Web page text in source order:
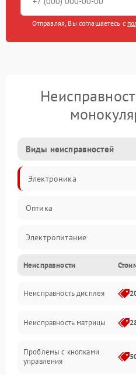
Отправляя, Вы соглашаетесь с
Виды неисправностей
Электроника
Оптика
Электропитание
Видео
ПО
Управление
Механические повреждения
Неисправности
Неисправность дисплея
Неисправность матрицы
Проблемы с кнопками
управления